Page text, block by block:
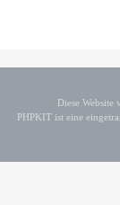
Diese
PHPKIT ist eine